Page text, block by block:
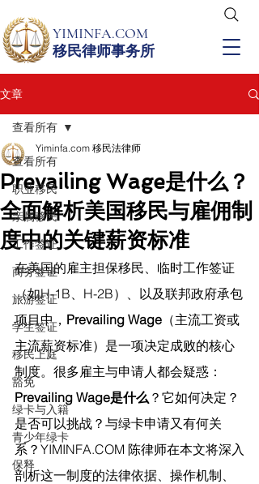
YIMINFA.COM
移民律师事务所
文章
查看所有
职业移民
亲属移民
工作签证
商务签证
旅游签证
学生签证
移民上庭
豁免
绿卡与入籍
青少年绿卡
保释
查看所有
Prevailing Wage是什么？
全面解析美国移民与雇佣制
度中的关键薪资标准
Yiminfa.com 移民法律师
在美国的雇主担保移民、临时工作签证
（如H-1B、H-2B）、以及联邦政府承包
项目中， Prevailing Wage （主流工资或
主流薪资标准）是一项决定成败的核心
制度。很多雇主与申请人都会疑惑：
Prevailing Wage是什么 ？它如何决定？
是否可以挑战？与绿卡申请又有何关
系？ YIMINFA.COM 陈律师在本文将深入
剖析这一制度的法律依据、操作机制、